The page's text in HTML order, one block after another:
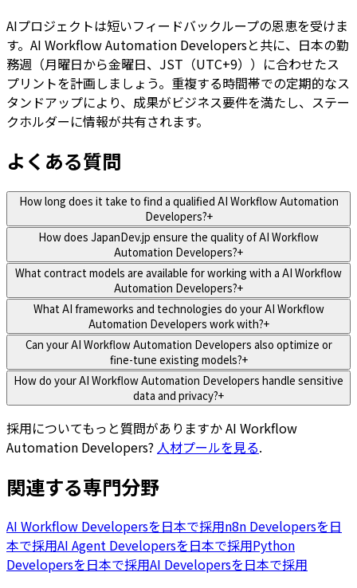
AIプロジェクトは短いフィードバックループの恩恵を受けま
す。AI Workflow Automation Developersと共に、日本の勤
務週（月曜日から金曜日、JST（UTC+9））に合わせたス
プリントを計画しましょう。重複する時間帯での定期的なス
タンドアップにより、成果がビジネス要件を満たし、ステー
クホルダーに情報が共有されます。
よくある質問
How long does it take to find a qualified AI Workflow Automation
Developers?+
How does JapanDev.jp ensure the quality of AI Workflow
Automation Developers?+
What contract models are available for working with a AI Workflow
Automation Developers?+
What AI frameworks and technologies do your AI Workflow
Automation Developers work with?+
Can your AI Workflow Automation Developers also optimize or
fine-tune existing models?+
How do your AI Workflow Automation Developers handle sensitive
data and privacy?+
採用についてもっと質問がありますかAI Workflow
Automation Developers? 人材プールを見る.
関連する専門分野
AI Workflow Developersを日本で採用n8n Developersを日
本で採用AI Agent Developersを日本で採用Python
Developersを日本で採用AI Developersを日本で採用